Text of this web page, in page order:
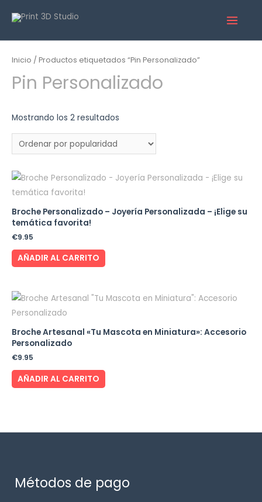
Inicio / Productos etiquetados “Pin Personalizado”
Pin Personalizado
Mostrando los 2 resultados
Broche Personalizado – Joyería Personalizada – ¡Elige su
temática favorita!
€9.95
AÑADIR AL CARRITO
Broche Artesanal «Tu Mascota en Miniatura»: Accesorio
Personalizado
€9.95
AÑADIR AL CARRITO
Métodos de pago